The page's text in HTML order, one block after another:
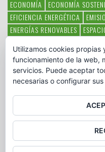
ECONOMÍA
ECONOMÍA
EFICIENCIA ENERGÉTICA
ENERGÍAS RENOVABLES
HAMBRE LATINOAMÉRICA
OBJETIVOS DEL MILENIO
ONGS
PUEBLOS INDÍGENAS RSC RSE
SOLIDARIDAD SOSTENIBILIDAD
Utilizamos cookies
funcionamiento de la web,
servicios. Puede aceptar
necesarias o configurar